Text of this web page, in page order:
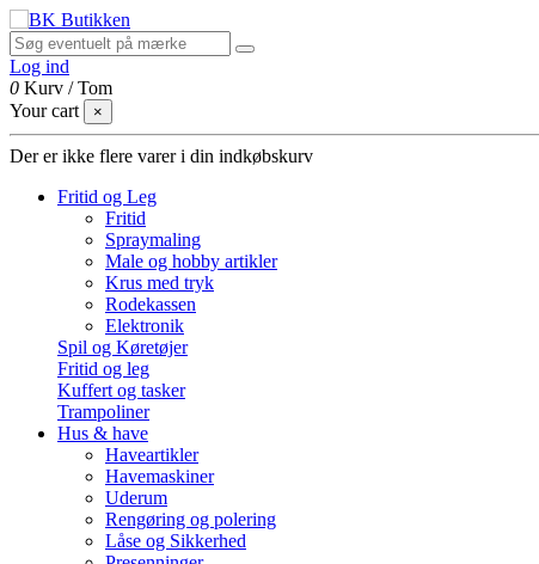
Log ind
0 Kurv /Tom
Your cart
×
Der er ikke flere varer i din indkøbskurv
Fritid og Leg
Fritid
Spraymaling
Male og hobby artikler
Krus med tryk
Rodekassen
Elektronik
Spil og Køretøjer
Fritid og leg
Kuffert og tasker
Trampoliner
Hus & have
Haveartikler
Havemaskiner
Uderum
Rengøring og polering
Låse og Sikkerhed